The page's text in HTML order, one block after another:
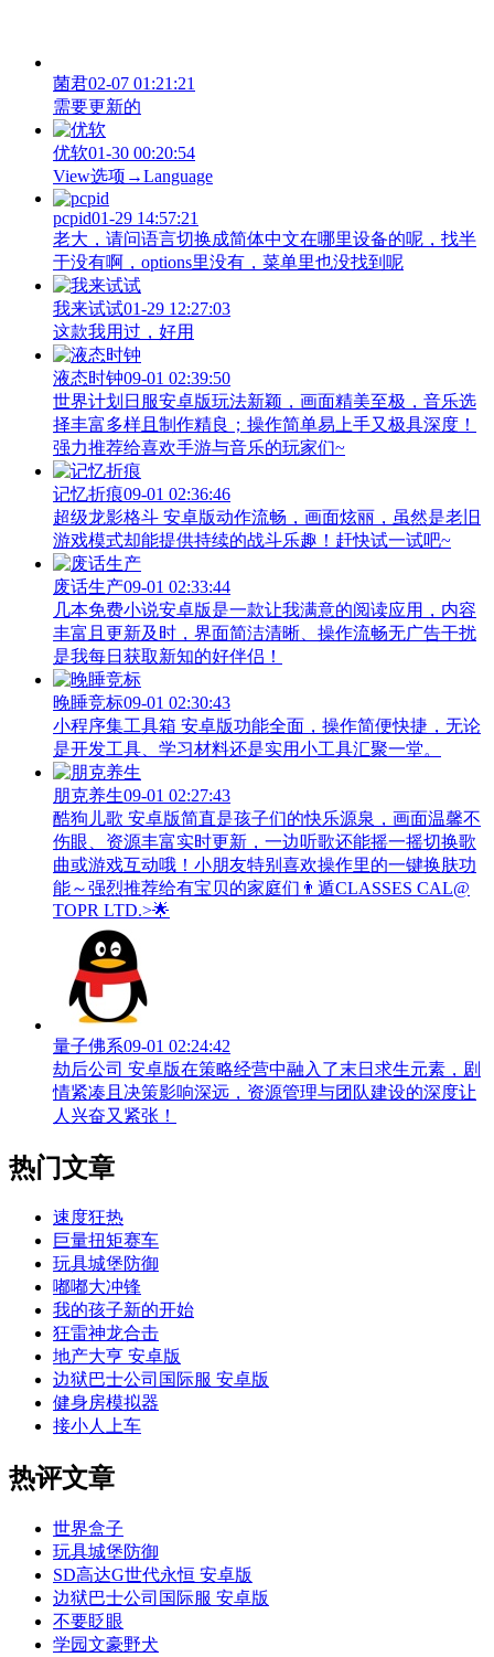
菌君02-07 01:21:21
需要更新的
优软01-30 00:20:54
View‌选项→Language
pcpid01-29 14:57:21
老大，请问语言切换成简体中文在哪里设备的呢，找半
于没有啊，options里没有，菜单里也没找到呢
我来试试01-29 12:27:03
这款我用过，好用
液态时钟09-01 02:39:50
世界计划日服安卓版玩法新颖，画面精美至极，音乐选
择丰富多样且制作精良；操作简单易上手又极具深度！
强力推荐给喜欢手游与音乐的玩家们~
记忆折痕09-01 02:36:46
超级龙影格斗 安卓版动作流畅，画面炫丽，虽然是老旧
游戏模式却能提供持续的战斗乐趣！赶快试一试吧~
废话生产09-01 02:33:44
几本免费小说安卓版是一款让我满意的阅读应用，内容
丰富且更新及时，界面简洁清晰、操作流畅无广告干扰
是我每日获取新知的好伴侣！
晚睡竞标09-01 02:30:43
小程序集工具箱 安卓版功能全面，操作简便快捷，无论
是开发工具、学习材料还是实用小工具汇聚一堂。
朋克养生09-01 02:27:43
酷狗儿歌 安卓版简直是孩子们的快乐源泉，画面温馨不
伤眼、资源丰富实时更新，一边听歌还能摇一摇切换歌
曲或游戏互动哦！小朋友特别喜欢操作里的一键换肤功
能～强烈推荐给有宝贝的家庭们👨‍遁️CLASSES CAL@
TOPR LTD.>🌟
量子佛系09-01 02:24:42
劫后公司 安卓版在策略经营中融入了末日求生元素，剧
情紧凑且决策影响深远，资源管理与团队建设的深度让
人兴奋又紧张！
热门文章
速度狂热
巨量扭矩赛车
玩具城堡防御
嘟嘟大冲锋
我的孩子新的开始
狂雷神龙合击
地产大亨 安卓版
边狱巴士公司国际服 安卓版
健身房模拟器
接小人上车
热评文章
世界盒子
玩具城堡防御
SD高达G世代永恒 安卓版
边狱巴士公司国际服 安卓版
不要眨眼
学园文豪野犬